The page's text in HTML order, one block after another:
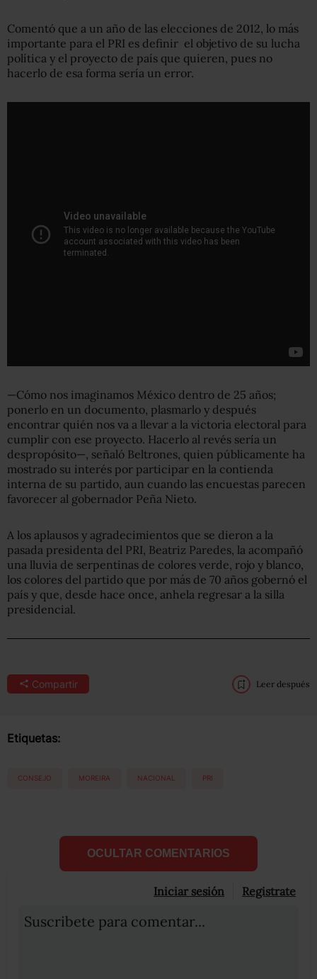
Comentó que a un año de las elecciones de 2012, lo más
importante para el PRI es definir el objetivo de su lucha
política y el proyecto de país que quieren, pues no
hacerlo de esa forma sería un error.
—Cómo nos imaginamos México dentro de 25 años;
ponerlo en un documento, plasmarlo y después
encontrar quién nos va a llevar a la victoria electoral para
cumplir con ese proyecto. Hacerlo al revés sería un
despropósito—, señaló Beltrones, quien públicamente ha
mostrado su interés por participar en la contienda
interna de su partido, aun cuando las encuestas parecen
favorecer al gobernador Peña Nieto.
A los aplausos y agradecimientos que se dieron a la
pasada presidenta del PRI, Beatriz Paredes, la acompañó
una lluvia de serpentinas de colores verde, rojo y blanco,
los colores del partido que por más de 70 años gobernó el
país y que, desde hace once, anhela regresar a la silla
presidencial.
Compartir Leer después
Etiquetas:
CONSEJO MOREIRA NACIONAL PRI
OCULTAR COMENTARIOS
Iniciar sesión Registrate
Suscribete para comentar...